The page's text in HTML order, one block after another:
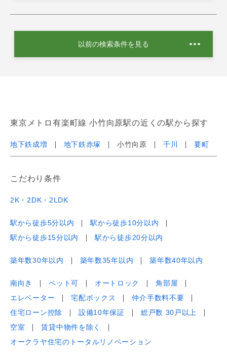
以前の検索条件を見る
東京メトロ有楽町線 小竹向原駅の近くの駅から探す
地下鉄成増 地下鉄赤塚 小竹向原 千川 要町
こだわり条件
2K・2DK・2LDK
駅から徒歩5分以内
駅から徒歩10分以内
駅から徒歩15分以内
駅から徒歩20分以内
築年数30年以内 築年数35年以内 築年数40年以内
南向き ペット可 オートロック
角部屋
エレベーター
宅配ボックス
仲介手数料不要
住宅ローン控除
設備10年保証
総戸数 30戸以上
空室
賃貸中物件を除く
オークラヤ住宅のトータルリノベーション